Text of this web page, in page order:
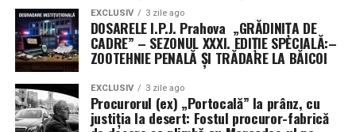
EXCLUSIV 3 zile ago
DOSARELE I.P.J. Prahova „GRĂDINIȚA DE
CADRE” – SEZONUL XXXI. EDIȚIE SPECIALĂ:–
ZOOTEHNIE PENALĂ ȘI TRĂDARE LA BĂICOI
EXCLUSIV 3 zile ago
Procurorul (ex) „Portocală” la prânz, cu
justiția la desert: Fostul procuror-fabrică